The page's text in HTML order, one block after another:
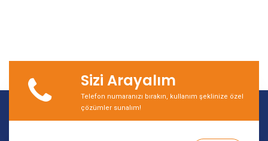
Sizi Arayalım
Telefon numaranızı bırakın, kullanım şeklinize özel
çözümler sunalım!